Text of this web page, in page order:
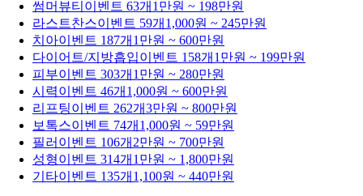
썸머뷰티 이벤트 63개 1만원 ~ 198만원
라스트찬스이벤트 59개 1,000원 ~ 245만원
치아이벤트 187개 1만원 ~ 600만원
다이어트/지방흡입이벤트 158개 1만원 ~ 199만원
피부이벤트 303개 1만원 ~ 280만원
시력이벤트 46개 1,000원 ~ 600만원
리프팅이벤트 262개3만원 ~ 800만원
보톡스이벤트 74개 1,000원 ~ 59만원
필러 이벤트 106개 2만원 ~ 700만원
성형이벤트 314개 1만원 ~ 1,800만원
기타이벤트 135개 1,100원 ~ 440만원